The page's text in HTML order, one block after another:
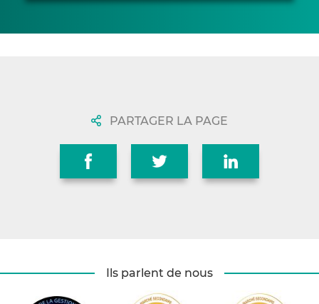
PARTAGER LA PAGE
Ils parlent de nous